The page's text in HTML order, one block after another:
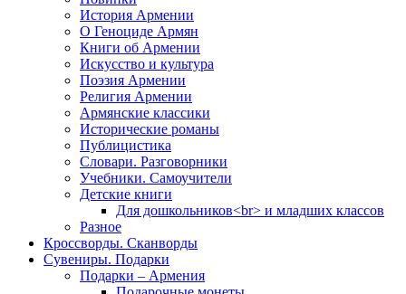
История Армении
О Геноциде Армян
Книги об Армении
Иcкусство и культура
Поэзия Армении
Религия Армении
Армянские классики
Исторические романы
Публицистика
Словари. Разговорники
Учебники. Самоучители
Детские книги
Для дошкольников<br> и младших классов
Разное
Кроссворды. Сканворды
Сувениры. Подарки
Подарки – Армения